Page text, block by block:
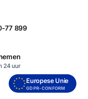
77 899
24 uur
Europese Unie
GDPR-CONFORM